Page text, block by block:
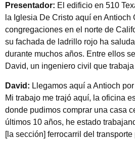
Presentador: El edificio en 510
la Iglesia De Cristo aquí en Antioch
congregaciones en el norte de
su fachada de ladrillo rojo ha
durante muchos años. Entre ellos
David, un ingeniero civil que
David: Llegamos aquí a Antioch
Mi trabajo me trajó aquí, la oficina
donde pudimos comprar una casa
últimos 10 años, he estado
[la sección] ferrocarril del